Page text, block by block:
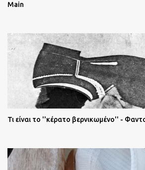
Main
Τι είναι το ''κέρατο βερνικωμένο'' -